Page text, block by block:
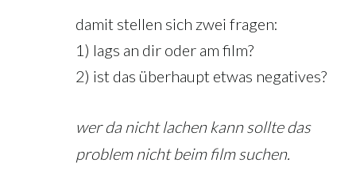
damit stellen sich zwei fragen:
1) lags an dir oder am film?
2) ist das überhaupt etwas negatives?
wer da nicht lachen kann sollte das
problem nicht beim film suchen.